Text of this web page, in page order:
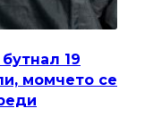
19
момчето се